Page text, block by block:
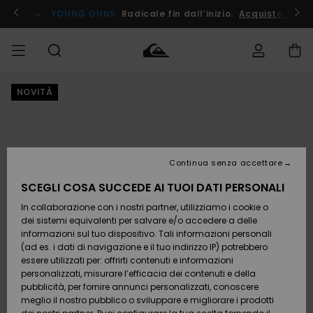
informazioni
prodotto
! YOUNG GUNS Radicale fin dall’inizio. Acquista Ora
UOMO
Accessori
Calzature
e
infradito
Surf /
Acqua
Accessori
Calzature
e
infradito
Surf /
Acqua
Nuovi
Da
Scoprire
Snow
SURF
Highlights
Comunità
SNOW
Shop
Snow
Shop
Donna
OUTLET
Outlet
Donna
Pagamento
Buono regalo
Quiksilver
Freedom
NOVITÀ
SCEGLI COSA SUCCEDE AI TUOI DATI PERSONALI
In collaborazione con i nostri partner, utilizziamo i cookie o
dei sistemi equivalenti per salvare e/o accedere a delle
informazioni sul tuo dispositivo. Tali informazioni personali
(ad es. i dati di navigazione e il tuo indirizzo IP) potrebbero
essere utilizzati per: offrirti contenuti e informazioni
personalizzati, misurare l’efficacia dei contenuti e della
pubblicità, per fornire annunci personalizzati, conoscere
meglio il nostro pubblico o sviluppare e migliorare i prodotti
Continua senza accettare